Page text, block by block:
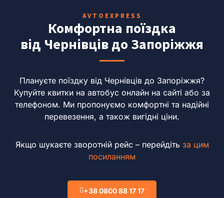
AVTOEXPRESS
Комфортна поїздка
від Чернівців до Запоріжжя
Плануєте поїздку від Чернівців до Запоріжжя?
Купуйте квитки на автобус онлайн на сайті або за
телефоном. Ми пропонуємо комфортні та надійні
перевезення, а також вигідні ціни.
Якщо шукаєте зворотній рейс – перейдіть за цим
посиланням
+38 0800 88 17 17